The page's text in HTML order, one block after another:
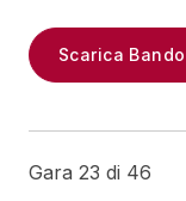
Scarica Bando
Gara 23 di 46